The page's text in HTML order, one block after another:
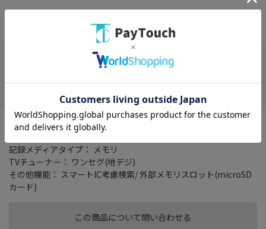
在庫：×
この商品について問い合わせる
在庫がありません
お気に入り
タイプ： ポータブル
画面サイズ： 7 型
記録メディアタイプ： メモリ
TVチューナー： ワンセグ(地デジ)
その他機能： スマートIC考慮検索/ 外部メモリスロット(microSD
カード)